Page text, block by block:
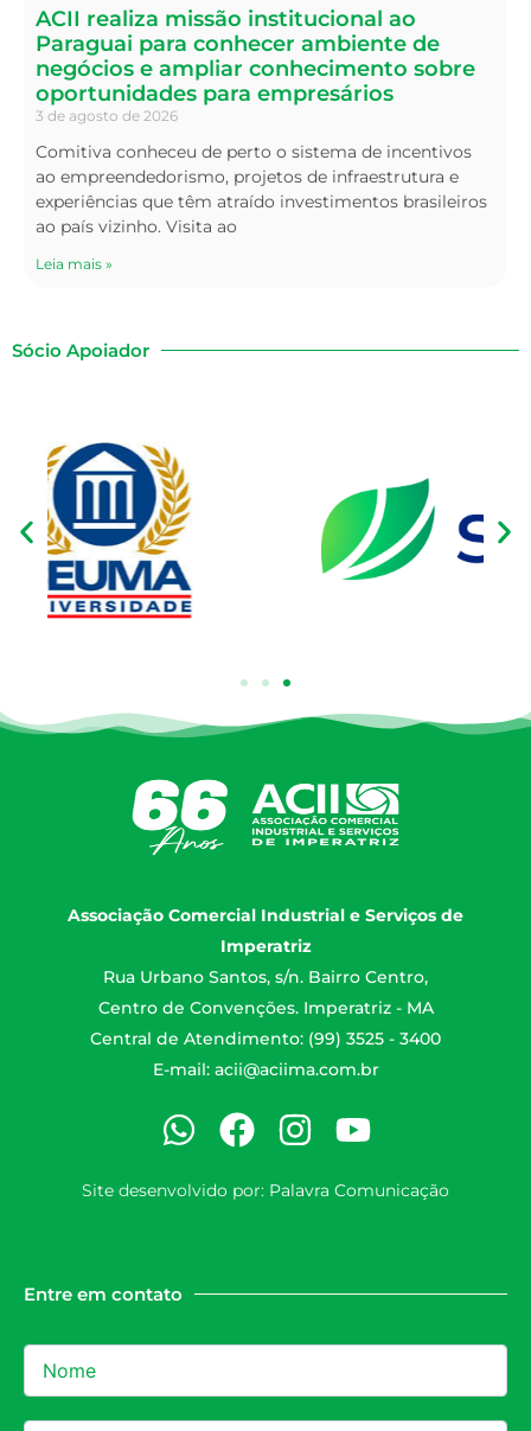
ACII realiza missão institucional ao
Paraguai para conhecer ambiente de
negócios e ampliar conhecimento sobre
oportunidades para empresários
3 de agosto de 2026
Comitiva conheceu de perto o sistema de incentivos
ao empreendedorismo, projetos de infraestrutura e
experiências que têm atraído investimentos brasileiros
ao país vizinho. Visita ao
Leia mais »
Sócio Apoiador
Associação Comercial Industrial e Serviços de
Imperatriz
Rua Urbano Santos, s/n. Bairro Centro,
Centro de Convenções. Imperatriz - MA
Central de Atendimento: (99) 3525 - 3400
E-mail: acii@aciima.com.br
Site desenvolvido por: Palavra Comunicação
Entre em contato